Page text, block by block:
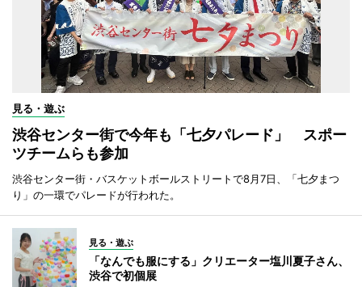
見る・遊ぶ
渋谷センター街で今年も「七夕パレード」 スポー
ツチームらも参加
渋谷センター街・バスケットボールストリートで8月7日、「七夕まつ
り」の一環でパレードが行われた。
見る・遊ぶ
「なんでも服にする」クリエーター塩川夏子さん、
渋谷で初個展